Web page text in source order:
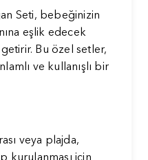
Seti, bebeğinizin
eşlik edecek
Bu özel setler,
ve kullanışlı bir
veya plajda,
kurulanması için